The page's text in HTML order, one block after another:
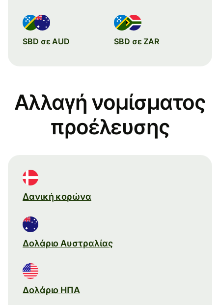
SBD σε AUD SBD σε ZAR
Αλλαγή νομίσματος
προέλευσης
Δανική κορώνα
Δολάριο Αυστραλίας
Δολάριο ΗΠΑ